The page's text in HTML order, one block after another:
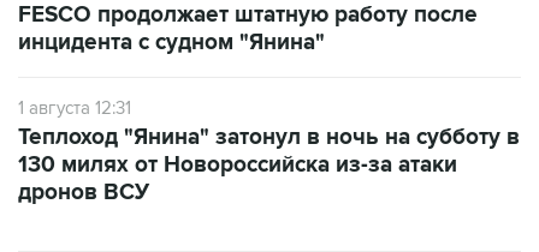
FESCO продолжает штатную работу после
инцидента с судном "Янина"
1 августа 12:31
Теплоход "Янина" затонул в ночь на субботу в
130 милях от Новороссийска из-за атаки
дронов ВСУ